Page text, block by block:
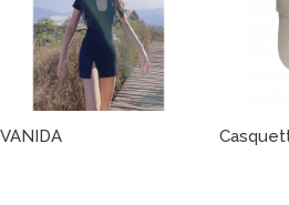
VANIDA